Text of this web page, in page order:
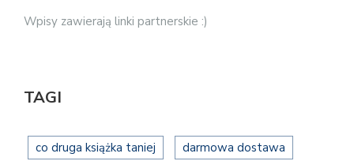
Wpisy zawierają linki partnerskie :)
TAGI
co druga książka taniej darmowa dostawa